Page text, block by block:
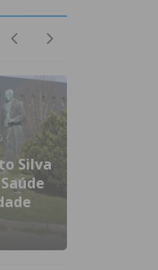
Silva